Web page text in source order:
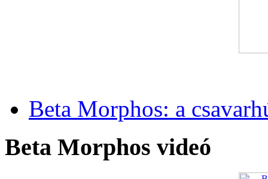
Beta Morphos: a
Beta Morphos videó